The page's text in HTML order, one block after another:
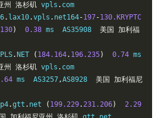
州 洛杉矶 vpls . com
. lax10.vpls . net164-197-130.KRYPTC
) 0.38 ms  AS35908 美国
加利福
. NET ( 184.164. 196.235) 0.74 ms
州 洛杉矶 vpls . com
ms  AS3257,AS8928 美国
加利福尼
.gtt . net ( 199.229.231.206)
2.29